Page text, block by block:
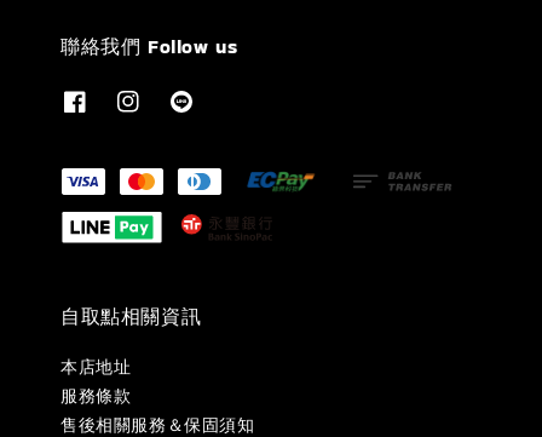
聯絡我們 Follow us
自取點相關資訊
本店地址
服務條款
售後相關服務＆保固須知